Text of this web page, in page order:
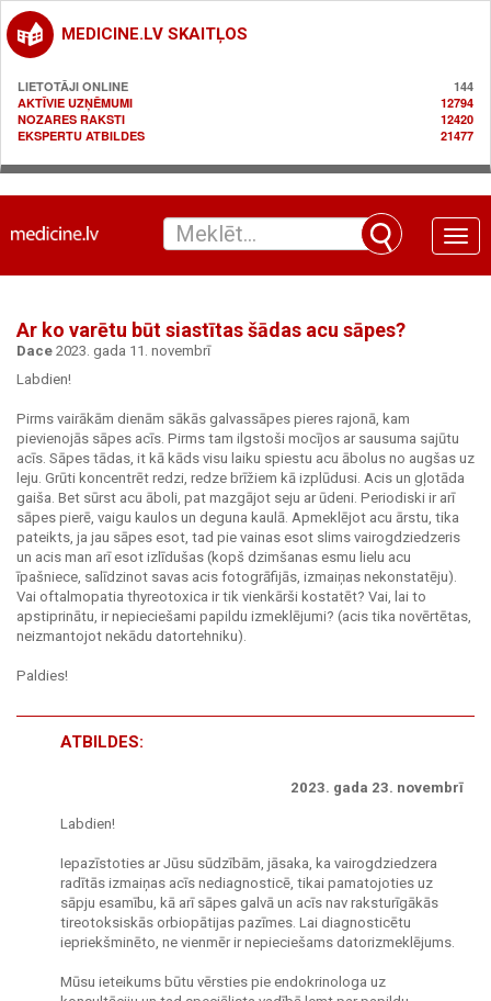
MEDICINE.LV SKAITĻOS
LIETOTĀJI ONLINE
144
AKTĪVIE UZŅĒMUMI
12794
NOZARES RAKSTI
12420
EKSPERTU ATBILDES
21477
Toggle
Ar ko varētu būt siastītas šādas acu sāpes?
Dace 2023. gada 11. novembrī
Labdien!
Pirms vairākām dienām sākās galvassāpes pieres rajonā, kam
pievienojās sāpes acīs. Pirms tam ilgstoši mocījos ar sausuma sajūtu
acīs. Sāpes tādas, it kā kāds visu laiku spiestu acu ābolus no augšas uz
leju. Grūti koncentrēt redzi, redze brīžiem kā izplūdusi. Acis un gļotāda
gaiša. Bet sūrst acu āboli, pat mazgājot seju ar ūdeni. Periodiski ir arī
sāpes pierē, vaigu kaulos un deguna kaulā. Apmeklējot acu ārstu, tika
pateikts, ja jau sāpes esot, tad pie vainas esot slims vairogdziedzeris
un acis man arī esot izlīdušas (kopš dzimšanas esmu lielu acu
īpašniece, salīdzinot savas acis fotogrāfijās, izmaiņas nekonstatēju).
Vai oftalmopatia thyreotoxica ir tik vienkārši kostatēt? Vai, lai to
apstiprinātu, ir nepieciešami papildu izmeklējumi? (acis tika novērtētas,
neizmantojot nekādu datortehniku).
Paldies!
ATBILDES:
2023. gada 23. novembrī
Labdien!
Iepazīstoties ar Jūsu sūdzībām, jāsaka, ka vairogdziedzera
radītās izmaiņas acīs nediagnosticē, tikai pamatojoties uz
sāpju esamību, kā arī sāpes galvā un acīs nav raksturīgākās
tireotoksiskās orbiopātijas pazīmes. Lai diagnosticētu
iepriekšminēto, ne vienmēr ir nepieciešams datorizmeklējums.
Mūsu ieteikums būtu vērsties pie endokrinologa uz